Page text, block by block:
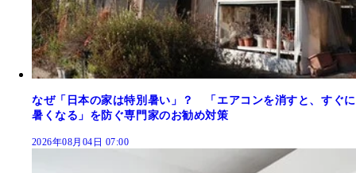
なぜ「日本の家は特別暑い」？ 「エアコンを消すと、すぐに
暑くなる」を防ぐ専門家のお勧め対策
2026年08月04日 07:00